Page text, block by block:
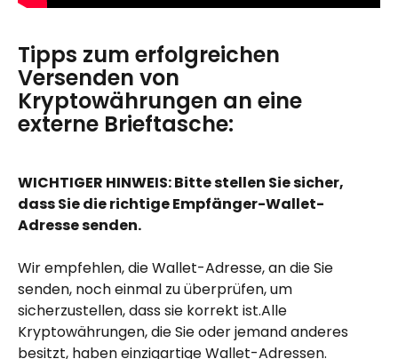
Tipps zum erfolgreichen
Versenden von
Kryptowährungen an eine
externe Brieftasche:
WICHTIGER HINWEIS: Bitte stellen Sie sicher,
dass Sie die richtige Empfänger-Wallet-
Adresse senden.
Wir empfehlen, die Wallet-Adresse, an die Sie
senden, noch einmal zu überprüfen, um
sicherzustellen, dass sie korrekt ist.Alle
Kryptowährungen, die Sie oder jemand anderes
besitzt, haben einzigartige Wallet-Adressen.